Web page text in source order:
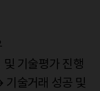
기술평가 진행
기술거래 성공 및